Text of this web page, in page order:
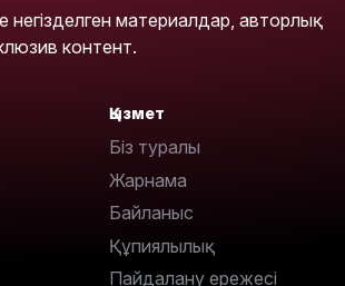
негізделген материалдар, авторлық
контент.
Қызмет
Біз туралы
Жарнама
Байланыс
Құпиялылық
Пайдалану ережесі